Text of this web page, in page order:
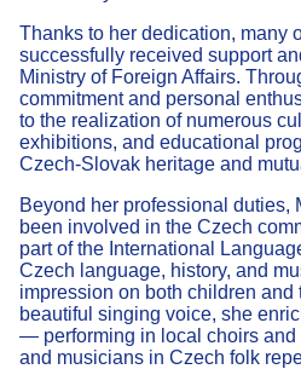
Thanks to her dedication, many
successfully received support
Ministry of Foreign Affairs.
commitment and personal
to the realization of numerous
exhibitions, and educational
Czech-Slovak heritage and
Beyond her professional duties,
been involved in the Czech
part of the International
Czech language, history, and
impression on both children and
beautiful singing voice, she
— performing in local choirs
and musicians in Czech folk